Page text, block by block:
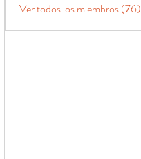
Ver todos los miembros (76)